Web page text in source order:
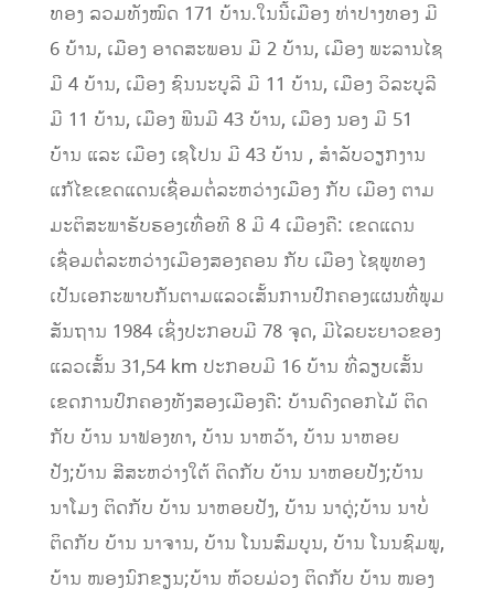
ທອງ ລວມທັງໝົດ 171 ບ້ານ.ໃນນີ້ເມືອງ ທ່າປາງທອງ ມີ
6 ບ້ານ, ເມືອງ ອາດສະພອນ ມີ 2 ບ້ານ, ເມືອງ ພະລານໄຊ
ມີ 4 ບ້ານ, ເມືອງ ຊົນນະບູລີ ມີ 11 ບ້ານ, ເມືອງ ວິລະບູລີ
ມີ 11 ບ້ານ, ເມືອງ ພີນມີ 43 ບ້ານ, ເມືອງ ນອງ ມີ 51
ບ້ານ ແລະ ເມືອງ ເຊໂປນ ມີ 43 ບ້ານ , ສໍາລັບວຽກງານ
ແກ້ໄຂເຂດແດນເຊື່ອມຕໍ່ລະຫວ່າງເມືອງ ກັບ ເມືອງ ຕາມ
ມະຕິສະພາຮັບຮອງເທື່ອທີ 8 ມີ 4 ເມືອງຄື: ເຂດແດນ
ເຊື່ອມຕໍ່ລະຫວ່າງເມືອງສອງຄອນ ກັບ ເມືອງ ໄຊພູທອງ
ເປັນເອກະພາບກັນຕາມແລວເສັ້ນການປົກຄອງແຜນທີ່ພູມ
ສັນຖານ 1984 ເຊິ່ງປະກອບມີ 78 ຈຸດ, ມີໄລຍະຍາວຂອງ
ແລວເສັ້ນ 31,54 km ປະກອບມີ 16 ບ້ານ ທີ່ລຽບເສັ້ນ
ເຂດການປົກຄອງທັງສອງເມືອງຄື: ບ້ານດົງດອກໄມ້ ຕິດ
ກັບ ບ້ານ ນາຟອງທາ, ບ້ານ ນາຫວ້າ, ບ້ານ ນາຫອຍ
ປັງ;ບ້ານ ສີສະຫວ່າງໃຕ້ ຕິດກັບ ບ້ານ ນາຫອຍປັງ;ບ້ານ
ນາໂມງ ຕິດກັບ ບ້ານ ນາຫອຍປັງ, ບ້ານ ນາດູ່;ບ້ານ ນາບໍ່
ຕິດກັບ ບ້ານ ນາຈານ, ບ້ານ ໂນນສົມບູນ, ບ້ານ ໂນນຊົມພູ,
ບ້ານ ໜອງນົກຂຽນ;ບ້ານ ຫ້ວຍມ່ວງ ຕິດກັບ ບ້ານ ໜອງ